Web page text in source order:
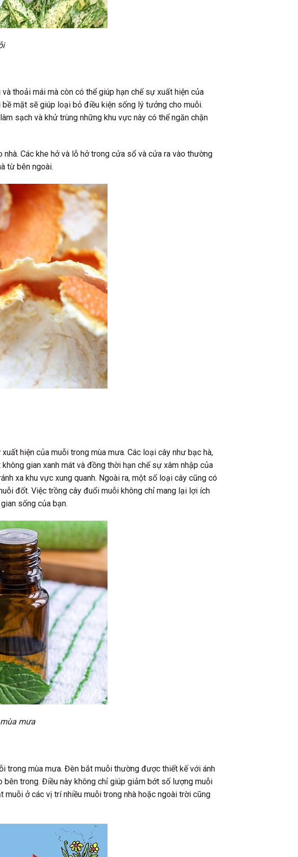
thoải mái mà còn có thể giúp hạn chế sự xuất hiện của
mặt sẽ giúp loại bỏ điều kiện sống lý tưởng cho muỗi.
sạch và khử trùng những khu vực này có thể ngăn chặn
Các khe hở và lỗ hở trong cửa sổ và cửa ra vào thường
từ bên ngoài.
hiện của muỗi trong mùa mưa. Các loại cây như bạc hà,
gian xanh mát và đồng thời hạn chế sự xâm nhập của
xa khu vực xung quanh. Ngoài ra, một số loại cây cũng có
đốt. Việc trồng cây đuổi muỗi không chỉ mang lại lợi ích
sống của bạn.
mưa
trong mùa mưa. Đèn bắt muỗi thường được thiết kế với ánh
bên trong. Điều này không chỉ giúp giảm bớt số lượng muỗi
ở các vị trí nhiều muỗi trong nhà hoặc ngoài trời cũng